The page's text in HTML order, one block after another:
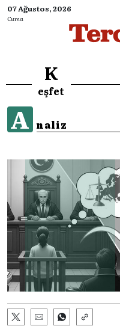
07 Ağustos, 2026
Cuma
K
eşfet
A naliz